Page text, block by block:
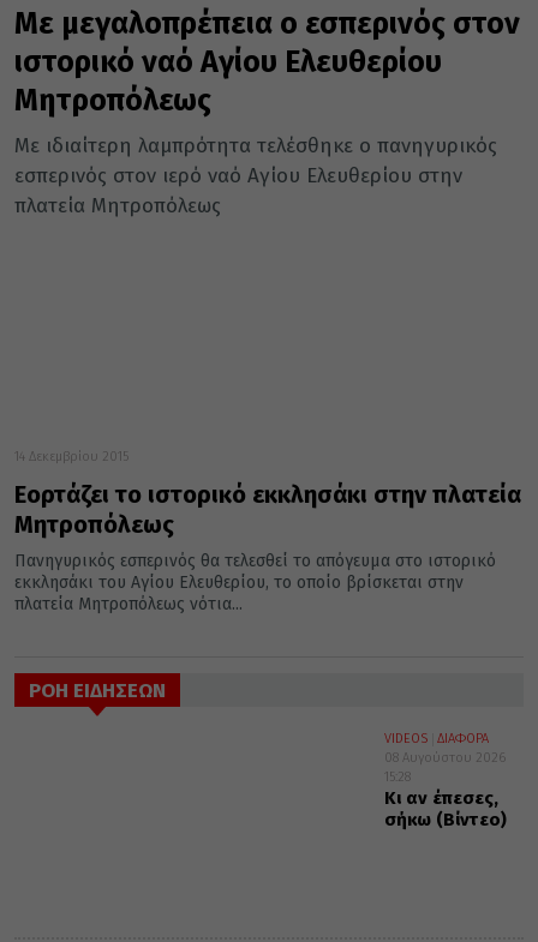
Με μεγαλοπρέπεια ο εσπερινός στον
ιστορικό ναό Αγίου Ελευθερίου
Μητροπόλεως
Με ιδιαίτερη λαμπρότητα τελέσθηκε ο πανηγυρικός
εσπερινός στον ιερό ναό Αγίου Ελευθερίου στην
πλατεία Μητροπόλεως
14 Δεκεμβρίου 2015
Εορτάζει το ιστορικό εκκλησάκι στην πλατεία
Μητροπόλεως
Πανηγυρικός εσπερινός θα τελεσθεί το απόγευμα στο ιστορικό
εκκλησάκι του Αγίου Ελευθερίου, το οποίο βρίσκεται στην
πλατεία Μητροπόλεως νότια...
ΡΟΗ ΕΙΔΗΣΕΩΝ
VIDEOS
ΔΙΑΦΟΡΑ
08 Αυγούστου 2026
15:28
Κι αν έπεσες,
σήκω (Βίντεο)